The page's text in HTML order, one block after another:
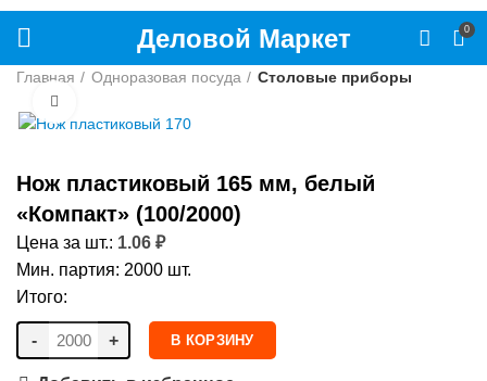
Деловой Маркет 0
Главная Одноразовая посуда Столовые приборы
Нож пластиковый 165 мм, белый
«Компакт» (100/2000)
Цена за шт.: 1.06 ₽
Мин. партия: 2000 шт.
Итого:
- + В КОРЗИНУ